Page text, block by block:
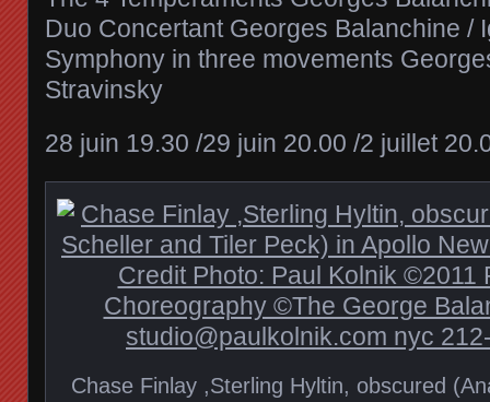
Duo Concertant Georges Balanchine /
Symphony in three movements
Stravinsky
28 juin 19.30 /29 juin 20.00 /2 juillet
Chase Finlay ,Sterling Hyltin, obscured